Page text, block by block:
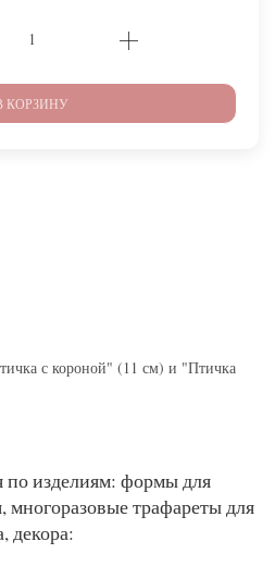
КОРЗИНУ
с короной" (11 см) и "Птичка
изделиям: формы для
многоразовые трафареты для
декора: